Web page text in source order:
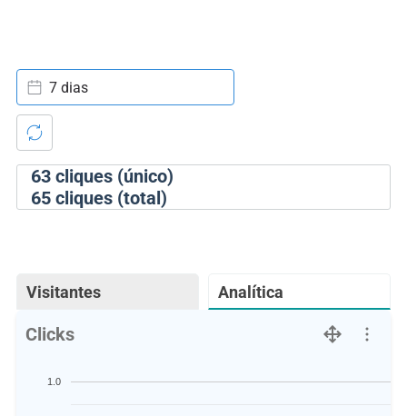
63cliques (único)
65cliques (total)
7 dias
Visitantes Analítica
Clicks
1.0